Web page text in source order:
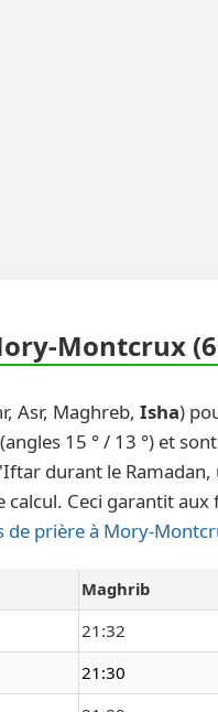
Montcrux
Asr, Maghreb, Isha)
15 ° / 13 °) et
durant le Ramadan,
Ceci garantit aux
de prière à Mory-
Maghrib
21:32
21:30